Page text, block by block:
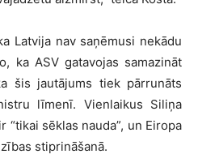
Latvija nav saņēmusi nekādu
ka ASV gatavojas samazināt
šis jautājums tiek pārrunāts
līmenī. Vienlaikus Siliņa
“tikai sēklas nauda”, un Eiropa
stiprināšanā.